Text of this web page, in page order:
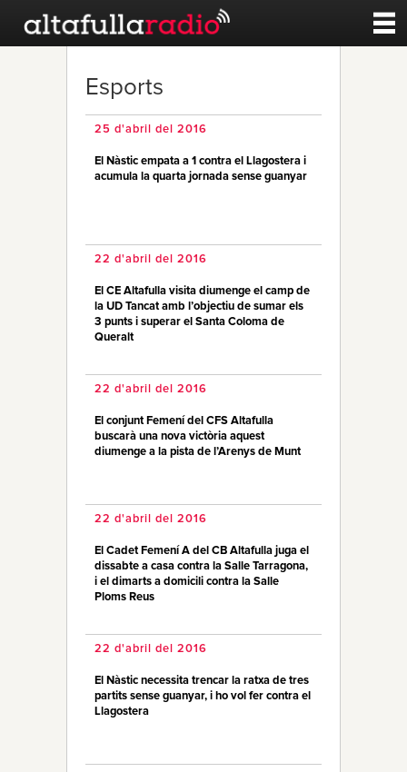
Esports
Qui Som
Esports
25 d'abril del 2016
El Nàstic empata a 1 contra el Llagostera i
acumula la quarta jornada sense guanyar
22 d'abril del 2016
El CE Altafulla visita diumenge el camp de
la UD Tancat amb l’objectiu de sumar els
3 punts i superar el Santa Coloma de
Queralt
22 d'abril del 2016
El conjunt Femení del CFS Altafulla
buscarà una nova victòria aquest
diumenge a la pista de l’Arenys de Munt
22 d'abril del 2016
El Cadet Femení A del CB Altafulla juga el
dissabte a casa contra la Salle Tarragona,
i el dimarts a domicili contra la Salle
Ploms Reus
22 d'abril del 2016
El Nàstic necessita trencar la ratxa de tres
partits sense guanyar, i ho vol fer contra el
Llagostera